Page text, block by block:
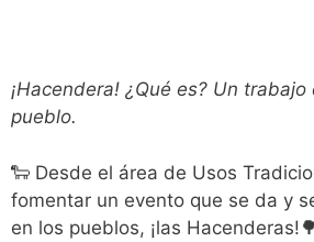
¡Hacendera! ¿Qué es? Un
pueblo.
🐑 Desde el área de Usos
fomentar un evento que se da y
en los pueblos, ¡las